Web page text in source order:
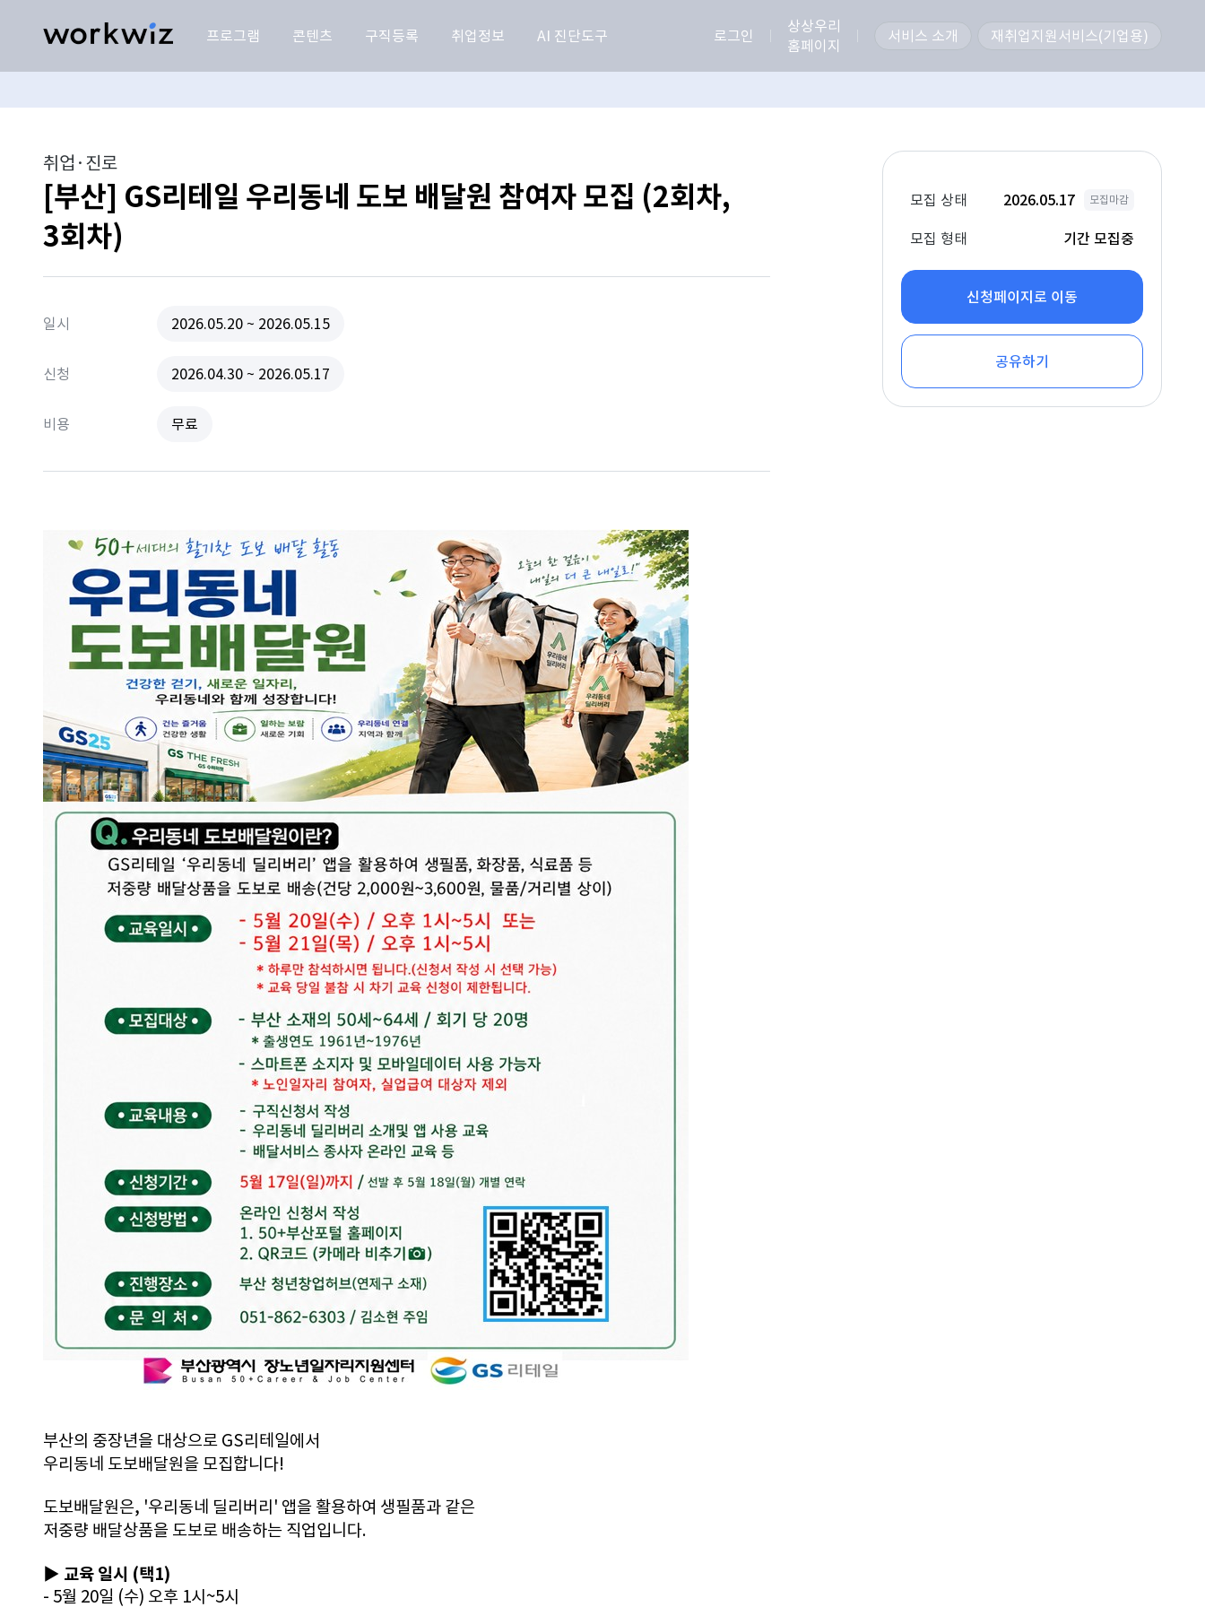
프로그램 콘텐츠 구직등록 취업정보 AI 진단도구 로그인
상상우리
홈페이지
서비스 소개 재취업지원서비스(기업용)
취업·진로
[부산] GS리테일 우리동네 도보 배달원 참여자 모집 (2회차,
3회차)
일시 2026.05.20 ~ 2026.05.15
신청 2026.04.30 ~ 2026.05.17
비용 무료
부산의 중장년을 대상으로 GS리테일에서
우리동네 도보배달원을 모집합니다!
도보배달원은, '우리동네 딜리버리' 앱을 활용하여 생필품과 같은
저중량 배달상품을 도보로 배송하는 직업입니다.
▶ 교육 일시 (택1)
- 5월 20일 (수) 오후 1시~5시
모집 상태 2026.05.17 모집마감
모집 형태 기간 모집중
신청페이지로 이동
공유하기